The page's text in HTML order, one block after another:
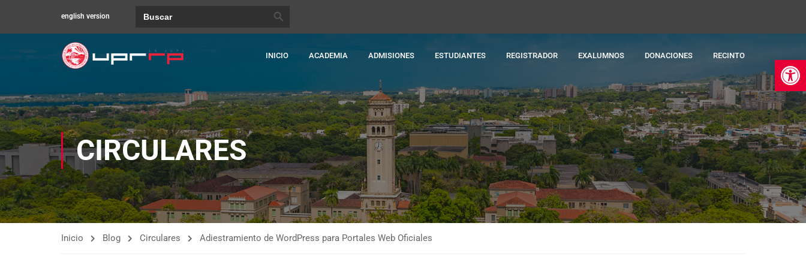
english version
INICIO ACADEMIA ADMISIONES ESTUDIANTES REGISTRADOR EXALUMNOS DONACIONES RECINTO
CIRCULARES
Inicio Blog Circulares Adiestramiento de WordPress para Portales Web Oficiales